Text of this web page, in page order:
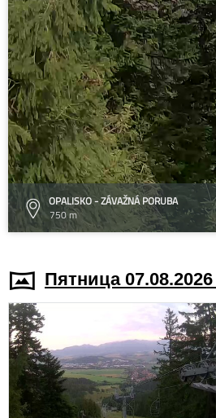
OPALISKO - ZÁVAŽNÁ PORUBA
750 m
Пятница